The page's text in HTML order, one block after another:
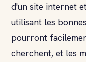
d'un site internet
utilisant les
pourront
cherchent, et les